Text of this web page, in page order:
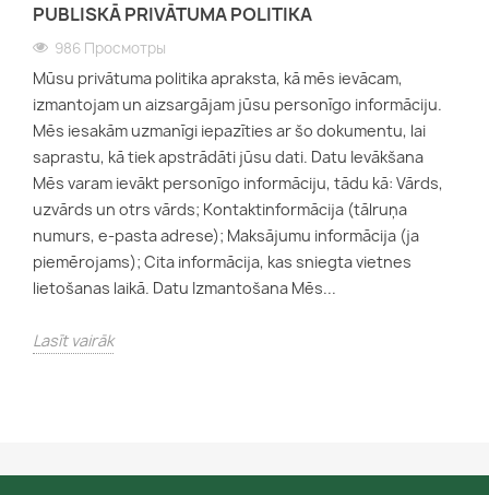
PUBLISKĀ PRIVĀTUMA POLITIKA
986 Просмотры
Mūsu privātuma politika apraksta, kā mēs ievācam,
izmantojam un aizsargājam jūsu personīgo informāciju.
Mēs iesakām uzmanīgi iepazīties ar šo dokumentu, lai
saprastu, kā tiek apstrādāti jūsu dati. Datu Ievākšana
Mēs varam ievākt personīgo informāciju, tādu kā: Vārds,
uzvārds un otrs vārds; Kontaktinformācija (tālruņa
numurs, e-pasta adrese); Maksājumu informācija (ja
piemērojams); Cita informācija, kas sniegta vietnes
lietošanas laikā. Datu Izmantošana Mēs...
Lasīt vairāk